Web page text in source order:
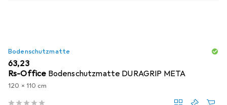
Bodenschutzmatte
EUR
63,23
Rs-Office Bodenschutzmatte DURAGRIP META
120 x 110 cm